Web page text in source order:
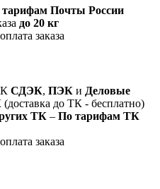
тарифам Почты России
до 20 кг
оплата заказа
СДЭК, ПЭК и Деловые
(доставка до ТК - бесплатно)
ТК – По тарифам ТК
оплата заказа